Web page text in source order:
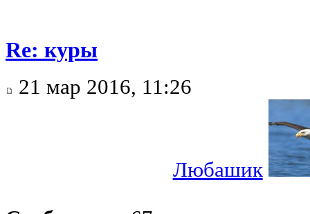
Re: куры
21 мар 2016, 11:26
Любашик